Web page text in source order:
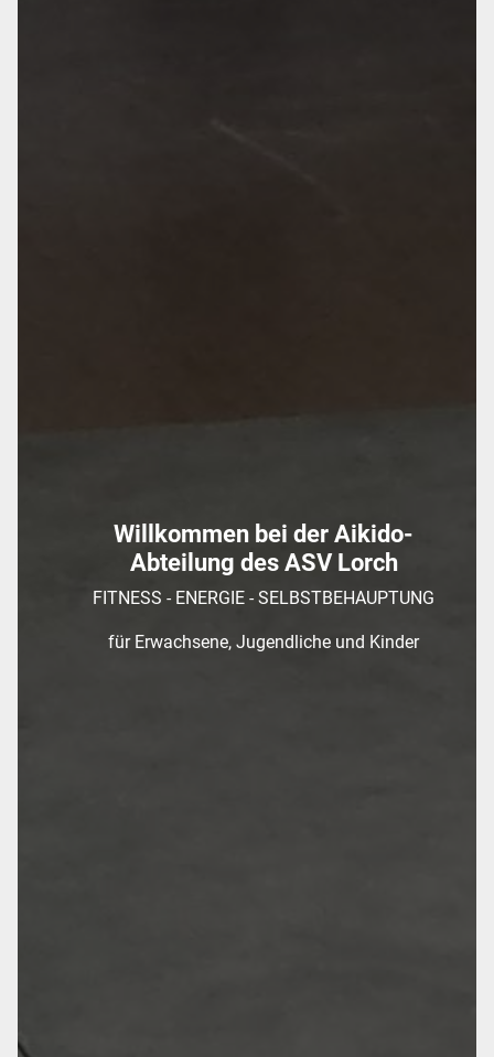
Willkommen bei der Aikido-
Abteilung des ASV Lorch
FITNESS - ENERGIE - SELBSTBEHAUPTUNG
für Erwachsene, Jugendliche und Kinder